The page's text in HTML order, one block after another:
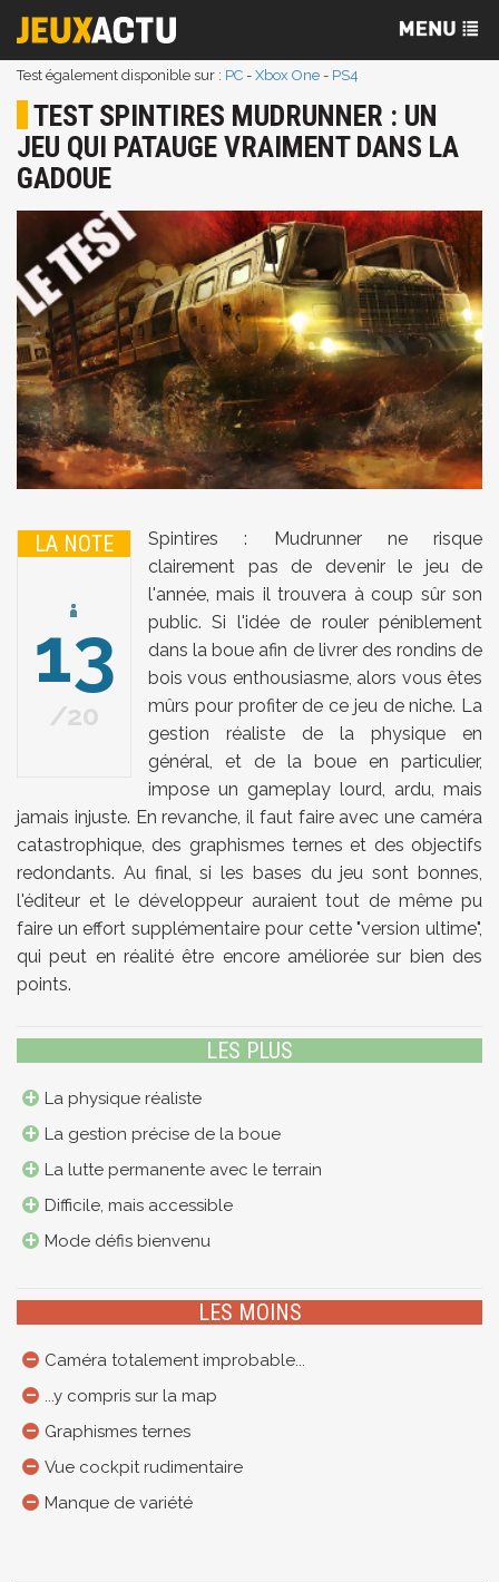
Test également disponible sur : PC - Xbox One - PS4
TEST SPINTIRES MUDRUNNER : UN
JEU QUI PATAUGE VRAIMENT DANS LA
GADOUE
LA NOTE
13
20
Spintires : Mudrunner ne risque
clairement pas de devenir le jeu de
l'année, mais il trouvera à coup sûr son
public. Si l'idée de rouler péniblement
dans la boue afin de livrer des rondins de
bois vous enthousiasme, alors vous êtes
mûrs pour profiter de ce jeu de niche. La
gestion réaliste de la physique en
général, et de la boue en particulier,
impose un gameplay lourd, ardu, mais
jamais injuste. En revanche, il faut faire avec une caméra
catastrophique, des graphismes ternes et des objectifs
redondants. Au final, si les bases du jeu sont bonnes,
l'éditeur et le développeur auraient tout de même pu
faire un effort supplémentaire pour cette "version ultime",
qui peut en réalité être encore améliorée sur bien des
points.
LES PLUS
La physique réaliste
La gestion précise de la boue
La lutte permanente avec le terrain
Difficile, mais accessible
Mode défis bienvenu
LES MOINS
Caméra totalement improbable...
...y compris sur la map
Graphismes ternes
Vue cockpit rudimentaire
Manque de variété